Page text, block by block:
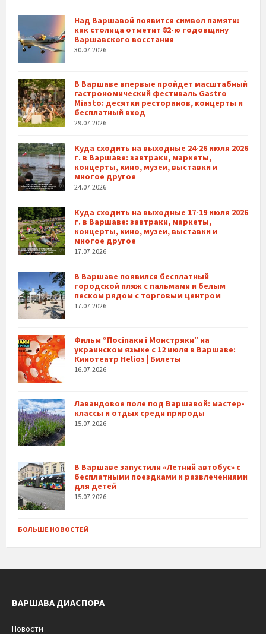
Над Варшавой появится символ памяти:
как столица отметит 82-ю годовщину
Варшавского восстания
30.07.2026
В Варшаве впервые пройдет масштабный
гастрономический фестиваль Gastro
Miasto: десятки ресторанов, концерты и
бесплатный вход
29.07.2026
Куда сходить на выходные 24-26 июля 2026
г. в Варшаве: завтраки, маркеты,
концерты, кино, музеи, выставки и
многое другое
24.07.2026
Куда сходить на выходные 17-19 июля 2026
г. в Варшаве: завтраки, маркеты,
концерты, кино, музеи, выставки и
многое другое
17.07.2026
В Варшаве появился бесплатный
городской пляж с пальмами и белым
песком рядом с торговым центром
17.07.2026
Фильм “Посіпаки і Монстряки” на
украинском языке с 12 июля в Варшаве:
Кинотеатр Helios | Билеты
16.07.2026
Лавандовое поле под Варшавой: мастер-
классы и отдых среди природы
15.07.2026
В Варшаве запустили «Летний автобус» с
бесплатными поездками и развлечениями
для детей
15.07.2026
БОЛЬШЕ НОВОСТЕЙ
ВАРШАВА ДИАСПОРА
Новости